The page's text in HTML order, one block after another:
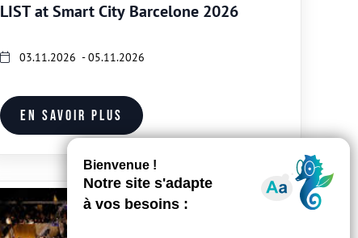
LIST at Smart City Barcelone 2026
03.11.2026 - 05.11.2026
En savoir plus